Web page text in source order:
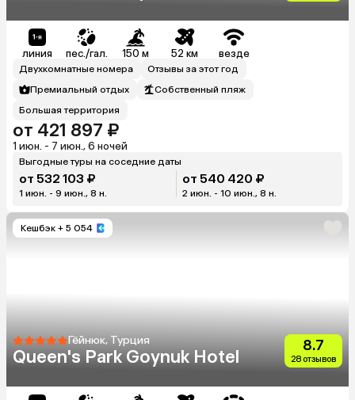
линия пес./гал. 150 м 52 км везде
Двухкомнатные номера
Отзывы за этот год
Премиальный отдых
Собственный пляж
Большая территория
от 421 897 ₽
1 июн. - 7 июн., 6 ночей
Выгодные туры на соседние даты
от 532 103 ₽
1 июн. - 9 июн., 8 н.
от 540 420 ₽
2 июн. - 10 июн., 8 н.
Кешбэк + 5 054
Гёйнюк, Турция
Queen's Park Goynuk Hotel
8.7
28 отзывов